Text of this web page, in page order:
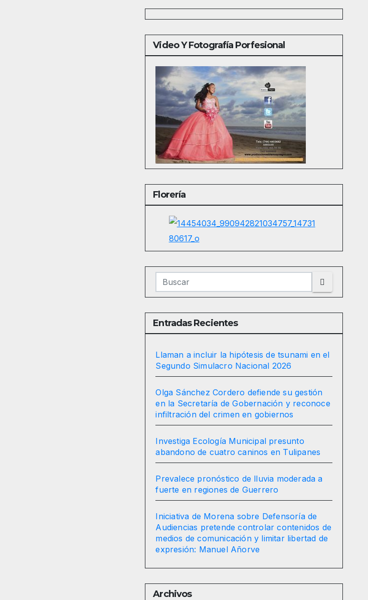
Video Y Fotografía Porfesional
Florería
Entradas Recientes
Llaman a incluir la hipótesis de tsunami en el
Segundo Simulacro Nacional 2026
Olga Sánchez Cordero defiende su gestión
en la Secretaría de Gobernación y reconoce
infiltración del crimen en gobiernos
Investiga Ecología Municipal presunto
abandono de cuatro caninos en Tulipanes
Prevalece pronóstico de lluvia moderada a
fuerte en regiones de Guerrero
Iniciativa de Morena sobre Defensoría de
Audiencias pretende controlar contenidos de
medios de comunicación y limitar libertad de
expresión: Manuel Añorve
Archivos